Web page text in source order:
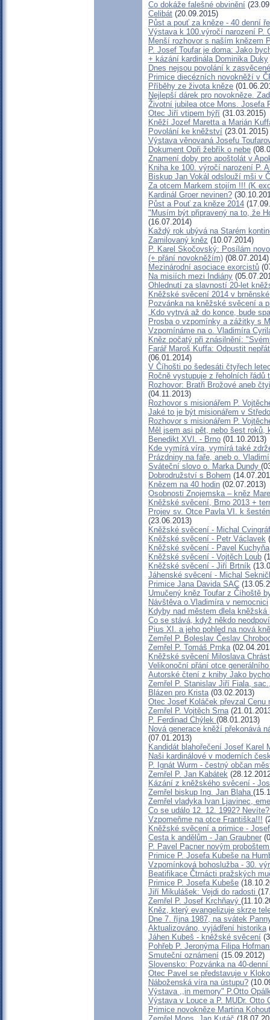
Co dokáže falešné obvinění
Celibát (20.09.2015)
Půst a pouť za kněze - 40 denní
Výstava k 100.výročí narození P.
Menší rozhovor s naším knězem
P. Josef Toufar je doma: Jako
+ kázání kardinála Dominika Duky
Dnes nejsou povolání k
Primice diecézních novokněží v
Příběhy ze života kněze
Nejlepší dárek pro novokněze.
Životní jubilea otce Mons. Josefa
Otec Jiří vtipem hýří (31.03.2015)
Kněží Jozef Maretta a Marián
Povolání ke kněžství (23.01.2015)
Výstava věnovaná Josefu
Dokument Opři žebřík o nebe
Znamení doby pro apoštolát v
Kniha ke 100. výročí narození P.
Biskup Jan Vokál odslouží mši v
Za otcem Markem stojím !!! (K
Kardinál Groer nevinen?
Půst a Pouť za kněze 2014
"Musím být připravený na to, že
(16.07.2014)
Každý rok ubývá na Starém
Zamilovaný kněz (10.07.2014)
P. Karel Skočovský: Posílám
(+ přání novokněžím) (08.07.2014)
Mezinárodní asociace exorcistů
Na misiích mezi Indiány
Ohlednutí za slavností 20-let
Kněžské svěcení 2014 v
Pozvánka na kněžské svěcení a
„Kdo vytrvá až do konce, bude
Prosba o vzpomínky a zážitky s
Vzpomínáme na o. Vladimíra
Kněz počatý při znásilnění:
Farář Maroš Kuffa: Odpustit
(06.01.2014)
V Číhošti po šedesáti čtyřech
Ročně vystupuje z řeholních řádů
Rozhovor: Bratři Brožové aneb
(04.11.2013)
Rozhovor s misionářem P.
Jaké to je být misionářem v
Rozhovor s misionářem P.
Měl jsem asi pět, nebo šest roků,
Benedikt XVI. - Brno (01.10.2013)
Kde vymírá víra, vymírá také
Prázdniny na faře, aneb o.
Sváteční slovo o. Marka Dundy
Dobrodružství s Bohem
Knězem na 40 hodin (02.07.2013)
Osobnosti Znojemska – kněz
Kněžské svěcení, Brno 2013 +
Projev sv. Otce Pavla VI. k
(23.06.2013)
Kněžské svěcení - Michal Cvingráf
Kněžské svěcení - Petr Václavek
Kněžské svěcení - Pavel Kuchyňa
Kněžské svěcení - Vojtěch Loub
Kněžské svěcení - Jiří Brtník
Jáhenské svěcení - Michal
Primice Jana Davida SAC
Umučený kněz Toufar z Číhoště
Návštěva o.Vladimíra v nemocnici
Kdyby nad městem dlela kněžská
Co se stává, když někdo
Pius XI. a jeho pohled na nová
Zemřel P. Boleslav Česlav
Zemřel P. Tomáš Prnka
Kněžské svěcení Miloslava
Velikonoční přání otce
Autorské čtení z knihy Jako
Zemřel P. Stanislav Jiří Fiala,
Blázen pro Krista(03.02.2013)
Otec Josef Koláček převzal Cenu
Zemřel P. Vojtěch Srna
P. Ferdinad Chýlek (08.01.2013)
Nová generace kněží překonává
(07.01.2013)
Kandidát blahořečení Josef Karel
Naši kardinálové v moderních
P. Ignát Wurm - čestný občan
Zemřel P. Jan Kabátek
Kázání z kněžského svěcení -
Zemřel biskup Ing. Jan Blaha
Zemřel vladyka Ivan Ljavinec,
Co se událo 12. 12. 1992?
Vzpomeňme na otce Františka!!!
Kněžské svěcení a primice -
Cesta k andělům - Jan Graubner
P. Pavel Pacner novým
Primice P. Josefa Kubeše na
Vzpomínková bohoslužba - 30.
Beatifikace Čtrnácti pražských
Primice P. Josefa Kubeše
Jiří Mikulášek: Vejdi do radosti
Zemřel P. Josef Krchňavý
Kněz, který evangelizuje skrze
Dne 7. října 1987, na svátek
Aktualizováno, vyjádření historika
Jáhen Kubeš - kněžské svěcení
Pohřeb P. Jeronýma Filipa
Smuteční oznámení (15.09.2012)
Slovensko: Pozvánka na 40-
Otec Pavel se představuje v
Náboženská víra na ústupu?
Výstava ,,in memory" P.Otto
Výstava v Louce a P. MUDr. Otto
Primice novokněze Martina